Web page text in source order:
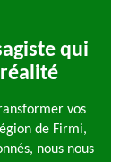
qui
vos
de Firmi,
nous nous